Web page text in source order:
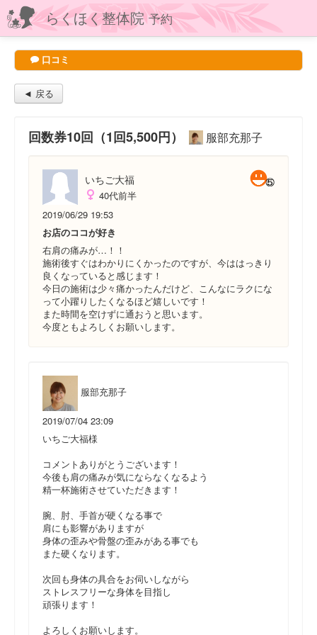
らくほく整体院予約
口コミ
◄ 戻る
回数券10回（1回5,500円） 服部充那子
いちご大福
40代前半
2019/06/29 19:53
お店のココが好き
右肩の痛みが…！！
施術後すぐはわかりにくかったのですが、今ははっきり
良くなっていると感じます！
今日の施術は少々痛かったんだけど、こんなにラクにな
って小躍りしたくなるほど嬉しいです！
また時間を空けずに通おうと思います。
今度ともよろしくお願いします。
服部充那子
2019/07/04 23:09
いちご大福様
コメントありがとうございます！
今後も肩の痛みが気にならなくなるよう
精一杯施術させていただきます！
腕、肘、手首が硬くなる事で
肩にも影響がありますが
身体の歪みや骨盤の歪みがある事でも
また硬くなります。
次回も身体の具合をお伺いしながら
ストレスフリーな身体を目指し
頑張ります！
よろしくお願いします。